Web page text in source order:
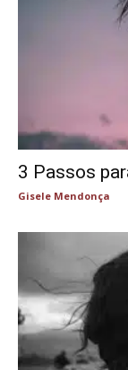
3 Passos
Gisele Mendonça